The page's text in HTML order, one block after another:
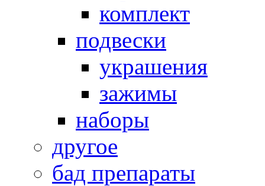
комплект
подвески
украшения
зажимы
наборы
другое
бад препараты